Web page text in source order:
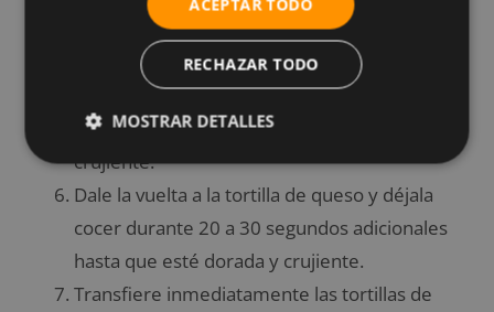
rápidamente 1/3 de queso rallado a lo largo
del fondo de la sartén, dejándolo cocer
durante 30 a 45 segundos hasta que se haya
derretido y la parte inferior esté dorada y
crujiente.
Dale la vuelta a la tortilla de queso y déjala
cocer durante 20 a 30 segundos adicionales
hasta que esté dorada y crujiente.
Transfiere inmediatamente las tortillas de
ACEPTAR TODO
RECHAZAR TODO
MOSTRAR DETALLES